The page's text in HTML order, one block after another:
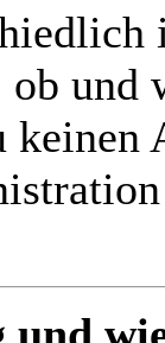
und
keinen